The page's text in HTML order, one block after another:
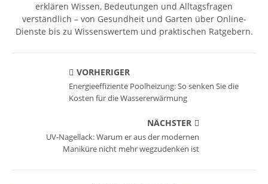
erklären Wissen, Bedeutungen und Alltagsfragen
verständlich – von Gesundheit und Garten über Online-
Dienste bis zu Wissenswertem und praktischen Ratgebern.
VORHERIGER
Energieeffiziente Poolheizung: So senken Sie die
Kosten für die Wassererwärmung
NÄCHSTER
UV-Nagellack: Warum er aus der modernen
Maniküre nicht mehr wegzudenken ist